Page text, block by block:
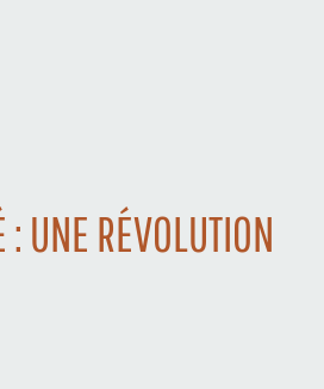
: UNE RÉVOLUTION